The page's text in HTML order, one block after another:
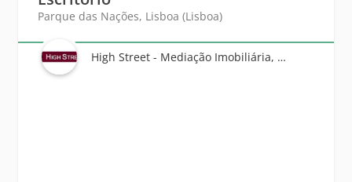
Parque das Nações, Lisboa (Lisboa)
High Street - Mediação Imobiliária, Unipessoal Lda